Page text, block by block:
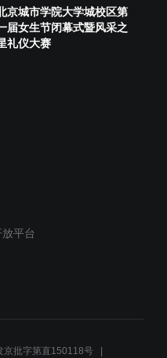
京城市学院大学城校区第
届女生节闭幕式暨风采之
礼仪大赛
平台
京批字第直150118号